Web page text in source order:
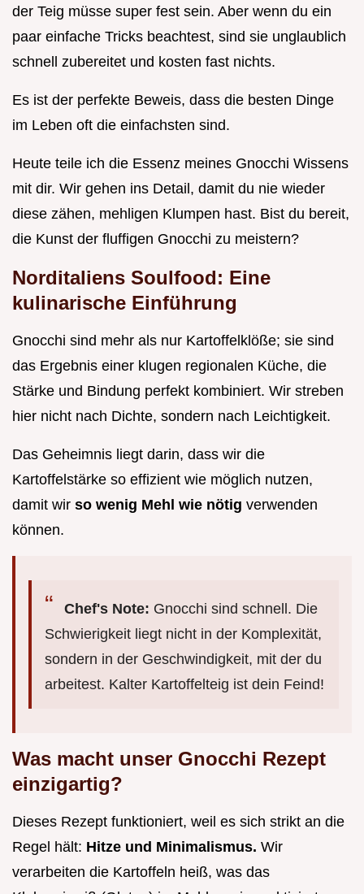
der Teig müsse super fest sein. Aber wenn du ein
paar einfache Tricks beachtest, sind sie unglaublich
schnell zubereitet und kosten fast nichts.
Es ist der perfekte Beweis, dass die besten Dinge
im Leben oft die einfachsten sind.
Heute teile ich die Essenz meines Gnocchi Wissens
mit dir. Wir gehen ins Detail, damit du nie wieder
diese zähen, mehligen Klumpen hast. Bist du bereit,
die Kunst der fluffigen Gnocchi zu meistern?
Norditaliens Soulfood: Eine
kulinarische Einführung
Gnocchi sind mehr als nur Kartoffelklöße; sie sind
das Ergebnis einer klugen regionalen Küche, die
Stärke und Bindung perfekt kombiniert. Wir streben
hier nicht nach Dichte, sondern nach Leichtigkeit.
Das Geheimnis liegt darin, dass wir die
Kartoffelstärke so effizient wie möglich nutzen,
damit wir so wenig Mehl wie nötig verwenden
können.
Chef's Note: Gnocchi sind schnell. Die
Schwierigkeit liegt nicht in der Komplexität,
sondern in der Geschwindigkeit, mit der du
arbeitest. Kalter Kartoffelteig ist dein Feind!
Was macht unser Gnocchi Rezept
einzigartig?
Dieses Rezept funktioniert, weil es sich strikt an die
Regel hält: Hitze und Minimalismus. Wir
verarbeiten die Kartoffeln heiß, was das